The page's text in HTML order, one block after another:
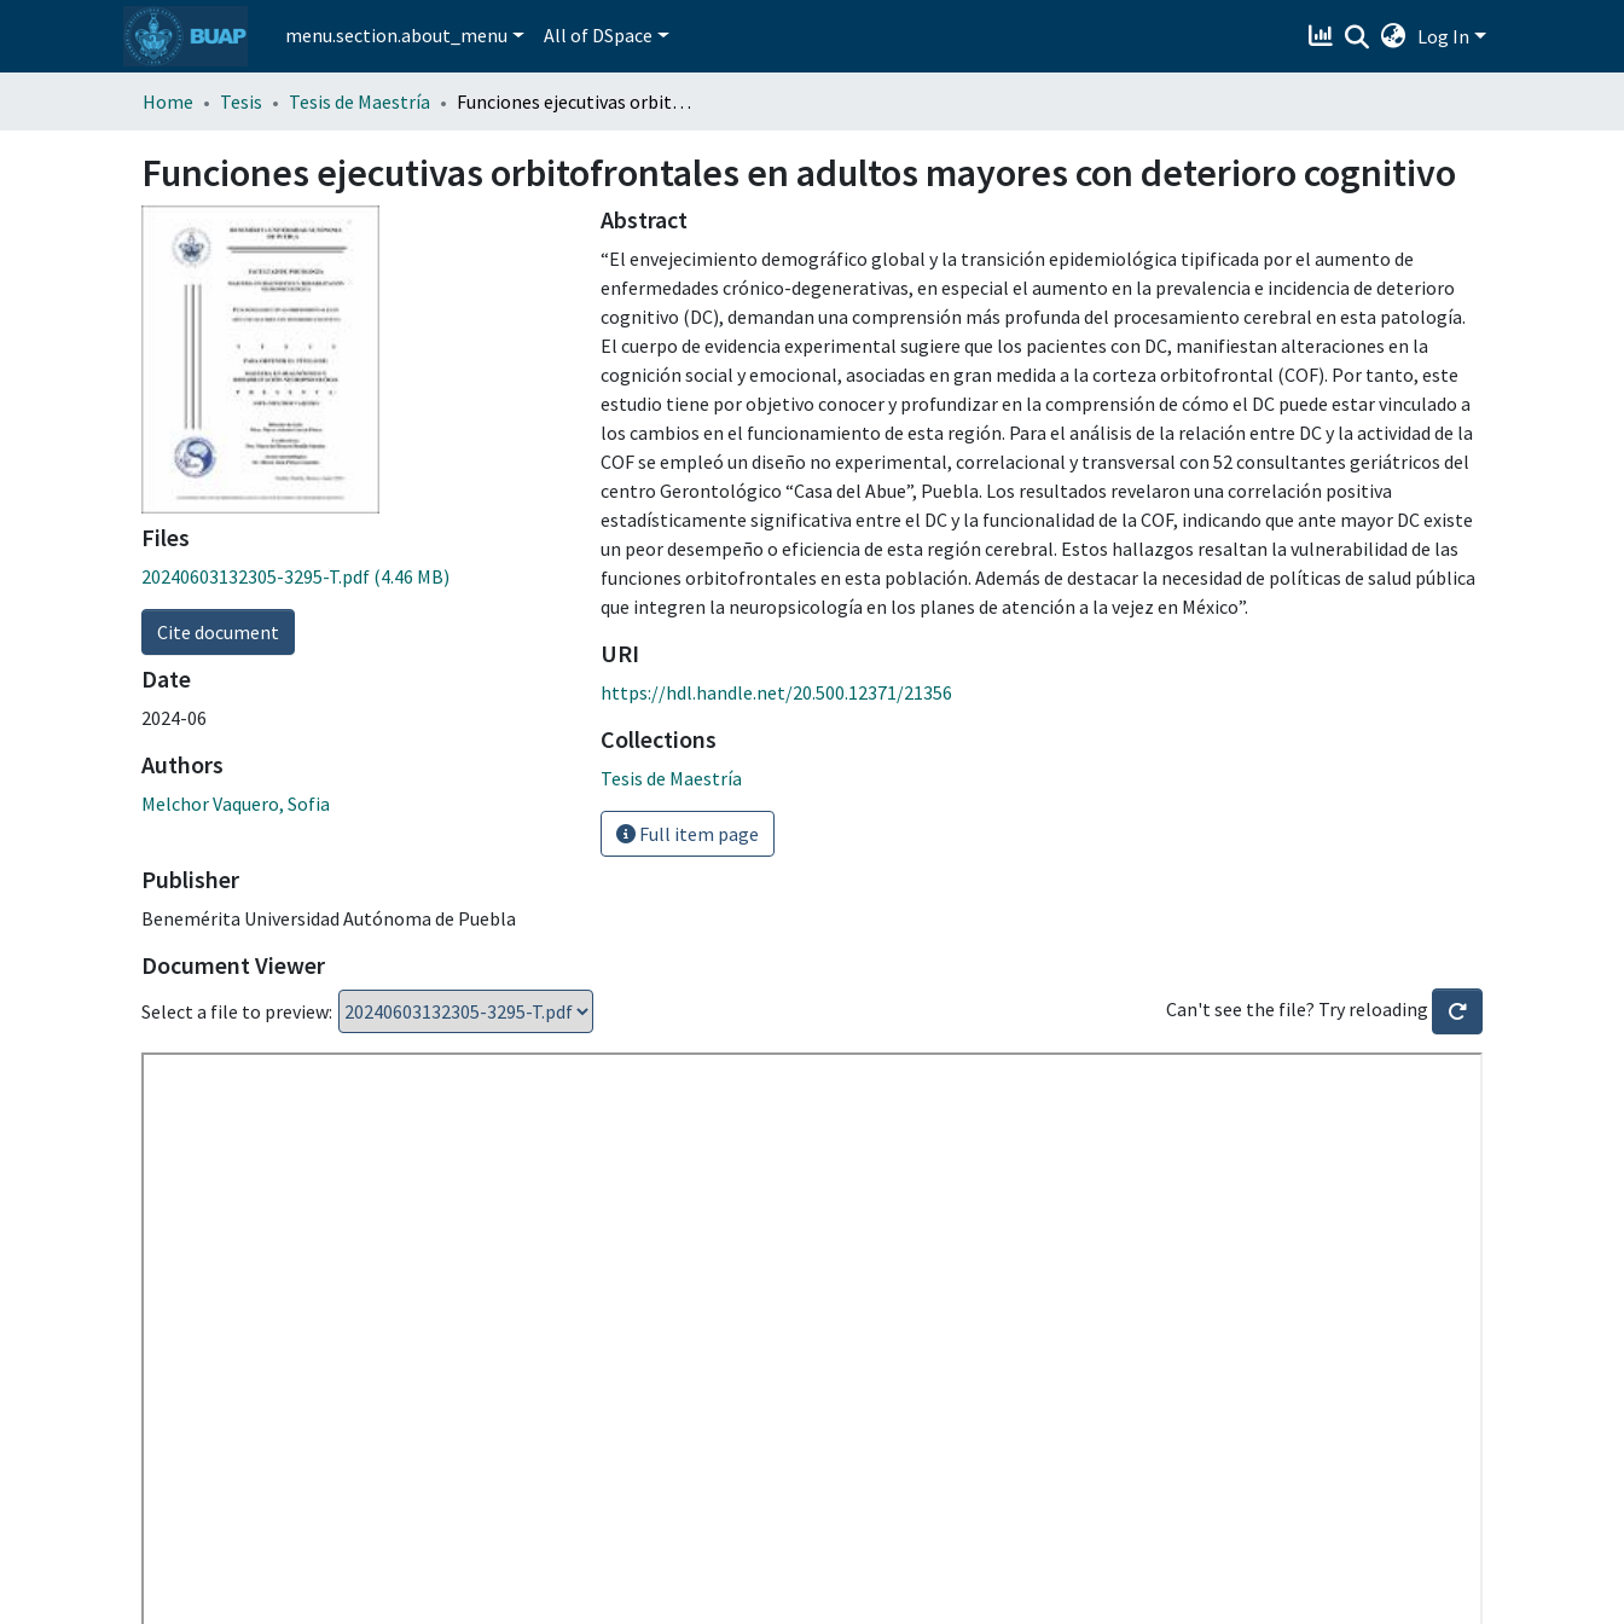
menu.section.about_menu All of DSpace Log In
Home Tesis Tesis de Maestría Funciones ejecutivas orbitofrontales en adultos mayores con deterioro cognitivo
Funciones ejecutivas orbitofrontales en adultos mayores con deterioro cognitivo
Files
20240603132305-3295-T.pdf (4.46 MB)
Cite document
Date
2024-06
Authors
Melchor Vaquero, Sofia
Publisher
Benemérita Universidad Autónoma de Puebla
Abstract
“El envejecimiento demográfico global y la transición epidemiológica tipificada por el aumento de
enfermedades crónico-degenerativas, en especial el aumento en la prevalencia e incidencia de deterioro
cognitivo (DC), demandan una comprensión más profunda del procesamiento cerebral en esta patología.
El cuerpo de evidencia experimental sugiere que los pacientes con DC, manifiestan alteraciones en la
cognición social y emocional, asociadas en gran medida a la corteza orbitofrontal (COF). Por tanto, este
estudio tiene por objetivo conocer y profundizar en la comprensión de cómo el DC puede estar vinculado a
los cambios en el funcionamiento de esta región. Para el análisis de la relación entre DC y la actividad de la
COF se empleó un diseño no experimental, correlacional y transversal con 52 consultantes geriátricos del
centro Gerontológico “Casa del Abue”, Puebla. Los resultados revelaron una correlación positiva
estadísticamente significativa entre el DC y la funcionalidad de la COF, indicando que ante mayor DC existe
un peor desempeño o eficiencia de esta región cerebral. Estos hallazgos resaltan la vulnerabilidad de las
funciones orbitofrontales en esta población. Además de destacar la necesidad de políticas de salud pública
que integren la neuropsicología en los planes de atención a la vejez en México”.
URI
https://hdl.handle.net/20.500.12371/21356
Collections
Tesis de Maestría
Full item page
Document Viewer
Select a file to preview: Can't see the file? Try reloading